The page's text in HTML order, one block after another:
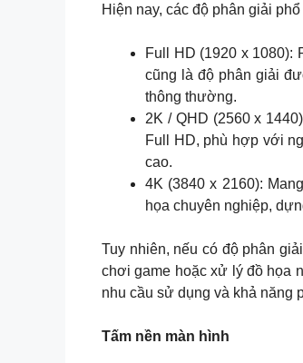
Hiện nay, các độ phân giải
Full HD (1920 x 1080):
cũng là độ phân giải
thông thường.
2K / QHD (2560 x
Full HD, phù hợp với
cao.
4K (3840 x 2160):
họa chuyên nghiệp,
Tuy nhiên, nếu có độ phân
chơi game hoặc xử lý đồ họa
nhu cầu sử dụng và khả năng
Tấm nền màn hình